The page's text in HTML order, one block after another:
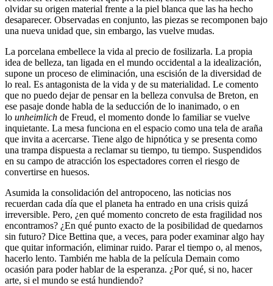
olvidar su origen material frente a la piel blanca que las ha hecho
desaparecer. Observadas en conjunto, las piezas se recomponen bajo
una nueva unidad que, sin embargo, las vuelve mudas.
La porcelana embellece la vida al precio de fosilizarla. La propia
idea de belleza, tan ligada en el mundo occidental a la idealización,
supone un proceso de eliminación, una escisión de la diversidad de
lo real. Es antagonista de la vida y de su materialidad. Le comento
que no puedo dejar de pensar en la belleza convulsa de Breton, en
ese pasaje donde habla de la seducción de lo inanimado, o en
lo unheimlich de Freud, el momento donde lo familiar se vuelve
inquietante. La mesa funciona en el espacio como una tela de araña
que invita a acercarse. Tiene algo de hipnótica y se presenta como
una trampa dispuesta a reclamar su tiempo, tu tiempo. Suspendidos
en su campo de atracción los espectadores corren el riesgo de
convertirse en huesos.
Asumida la consolidación del antropoceno, las noticias nos
recuerdan cada día que el planeta ha entrado en una crisis quizá
irreversible. Pero, ¿en qué momento concreto de esta fragilidad nos
encontramos? ¿En qué punto exacto de la posibilidad de quedarnos
sin futuro? Dice Bettina que, a veces, para poder examinar algo hay
que quitar información, eliminar ruido. Parar el tiempo o, al menos,
hacerlo lento. También me habla de la película Demain como
ocasión para poder hablar de la esperanza. ¿Por qué, si no, hacer
arte, si el mundo se está hundiendo?